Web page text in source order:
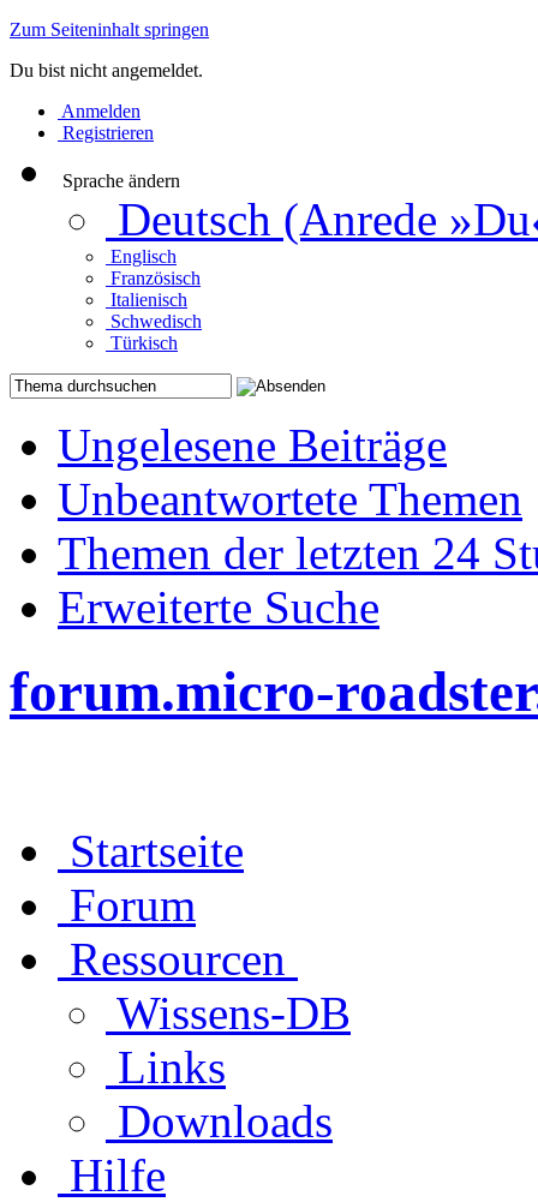
Zum Seiteninhalt springen
Du bist nicht angemeldet.
Anmelden
Registrieren
Sprache ändern
Deutsch (Anrede
Englisch
Französisch
Italienisch
Schwedisch
Türkisch
Ungelesene Beiträge
Unbeantwortete Themen
Themen der letzten 24
Erweiterte Suche
forum.micro-
Startseite
Forum
Ressourcen
Wissens-DB
Links
Downloads
Hilfe